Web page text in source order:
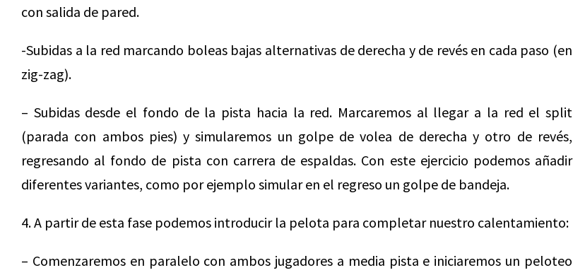
con salida de pared.
-Subidas a la red marcando boleas bajas alternativas de derecha y de revés en cada paso (en
zig-zag).
– Subidas desde el fondo de la pista hacia la red. Marcaremos al llegar a la red el split
(parada con ambos pies) y simularemos un golpe de volea de derecha y otro de revés,
regresando al fondo de pista con carrera de espaldas. Con este ejercicio podemos añadir
diferentes variantes, como por ejemplo simular en el regreso un golpe de bandeja.
4. A partir de esta fase podemos introducir la pelota para completar nuestro calentamiento:
– Comenzaremos en paralelo con ambos jugadores a media pista e iniciaremos un peloteo